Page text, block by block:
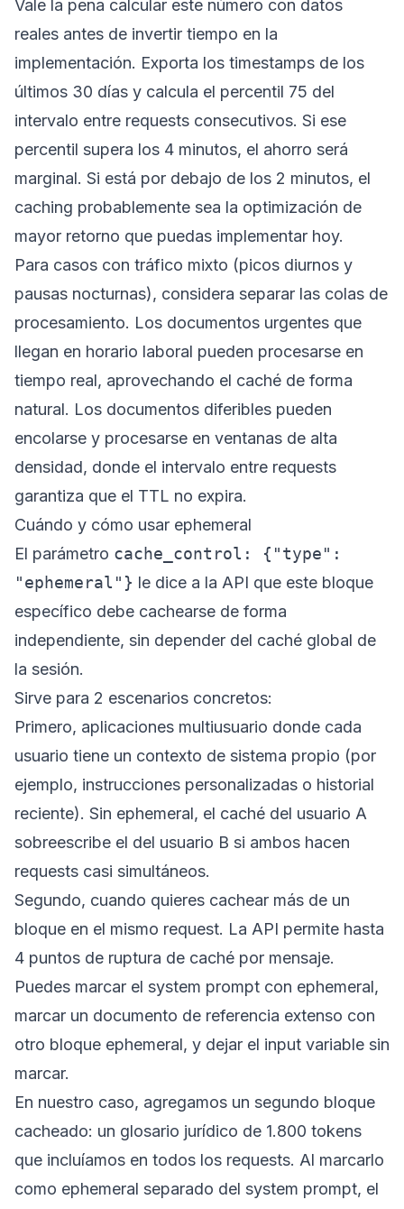
Vale la pena calcular este número con datos
reales antes de invertir tiempo en la
implementación. Exporta los timestamps de los
últimos 30 días y calcula el percentil 75 del
intervalo entre requests consecutivos. Si ese
percentil supera los 4 minutos, el ahorro será
marginal. Si está por debajo de los 2 minutos, el
caching probablemente sea la optimización de
mayor retorno que puedas implementar hoy.
Para casos con tráfico mixto (picos diurnos y
pausas nocturnas), considera separar las colas de
procesamiento. Los documentos urgentes que
llegan en horario laboral pueden procesarse en
tiempo real, aprovechando el caché de forma
natural. Los documentos diferibles pueden
encolarse y procesarse en ventanas de alta
densidad, donde el intervalo entre requests
garantiza que el TTL no expira.
Cuándo y cómo usar ephemeral
El parámetro cache_control: {"type":
"ephemeral"} le dice a la API que este bloque
específico debe cachearse de forma
independiente, sin depender del caché global de
la sesión.
Sirve para 2 escenarios concretos:
Primero, aplicaciones multiusuario donde cada
usuario tiene un contexto de sistema propio (por
ejemplo, instrucciones personalizadas o historial
reciente). Sin ephemeral, el caché del usuario A
sobreescribe el del usuario B si ambos hacen
requests casi simultáneos.
Segundo, cuando quieres cachear más de un
bloque en el mismo request. La API permite hasta
4 puntos de ruptura de caché por mensaje.
Puedes marcar el system prompt con ephemeral,
marcar un documento de referencia extenso con
otro bloque ephemeral, y dejar el input variable sin
marcar.
En nuestro caso, agregamos un segundo bloque
cacheado: un glosario jurídico de 1.800 tokens
que incluíamos en todos los requests. Al marcarlo
como ephemeral separado del system prompt, el